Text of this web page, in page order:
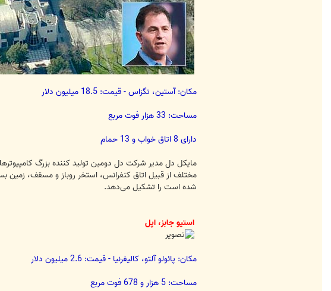
مکان: آستین، تگزاس - قیمت: 18.5 میلیون دلار
مساحت: 33 هزار فوت مربع
دارای 8 اتاق خواب و 13 حمام
شده است را تشکیل می‌دهد.
استیو جابز، اپل
مکان: پائولو آلتو، کالیفرنیا - قیمت: 2.6 میلیون دلار
مساحت: 5 هزار و 678 فوت مربع